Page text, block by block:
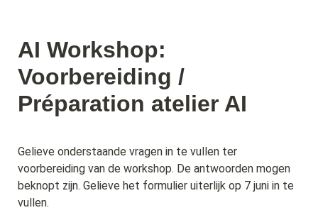
AI Workshop:
Voorbereiding /
Préparation atelier AI
Gelieve onderstaande vragen in te vullen ter
voorbereiding van de workshop. De antwoorden mogen
beknopt zijn. Gelieve het formulier uiterlijk op 7 juni in te
vullen.